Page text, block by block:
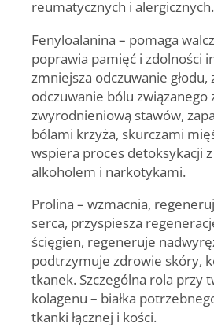
reumatycznych i alergicznych.
Fenyloalanina – pomaga
poprawia pamięć i zdolności
zmniejsza odczuwanie głodu,
odczuwanie bólu związanego
zwyrodnieniową stawów,
bólami krzyża, skurczami
wspiera proces detoksykacji
alkoholem i narkotykami.
Prolina – wzmacnia,
serca, przyspiesza
ścięgien, regeneruje
podtrzymuje zdrowie skóry,
tkanek. Szczególna rola przy
kolagenu – białka
tkanki łącznej i kości.